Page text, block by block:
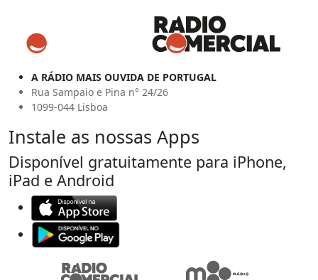
A RÁDIO MAIS OUVIDA DE PORTUGAL
Rua Sampaio e Pina n° 24/26
1099-044 Lisboa
Instale as nossas Apps
Disponível gratuitamente para iPhone,
iPad e Android